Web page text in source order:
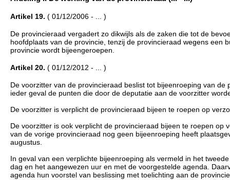
Artikel 19. ( 01/12/2006 - ... )
De provincieraad vergadert zo dikwijls als de zaken die tot de
hoofdplaats van de provincie, tenzij de provincieraad wegens een
provincie wordt bijeengeroepen.
Artikel 20. ( 01/12/2012 - ... )
De voorzitter van de provincieraad beslist tot bijeenroeping van
ieder geval de punten die door de deputatie aan de voorzitter
De voorzitter is verplicht de provincieraad bijeen te roepen op
De voorzitter is ook verplicht de provincieraad bijeen te roepen
van de vorige provincieraad nog geen bijeenroeping heeft
augustus.
In geval van een verplichte bijeenroeping als vermeld in het
dag en het aangewezen uur en met de voorgestelde agenda.
agenda hun voorstel van beslissing met toelichting aan de